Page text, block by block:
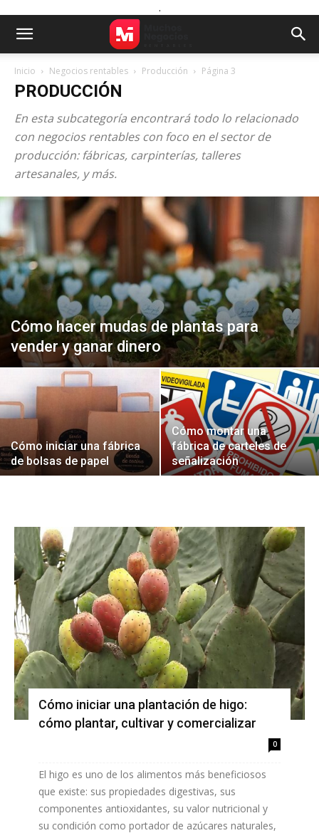
.
Inicio Negocios rentables Producción Página 3
PRODUCCIÓN
En esta subcategoría encontrará todo lo relacionado
con negocios rentables con foco en el sector de
producción: fábricas, carpinterías, talleres
artesanales, y más.
Cómo hacer mudas de plantas para
vender y ganar dinero
Cómo iniciar una fábrica
de bolsas de papel
Cómo montar una
fábrica de carteles de
señalización
Cómo iniciar una plantación de higo:
cómo plantar, cultivar y comercializar
0
El higo es uno de los alimentos más beneficiosos
que existe: sus propiedades digestivas, sus
componentes antioxidantes, su valor nutricional y
su condición como portador de azúcares naturales,